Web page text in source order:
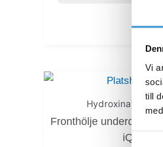
Vi
till
Fronthölje underdel
iQ